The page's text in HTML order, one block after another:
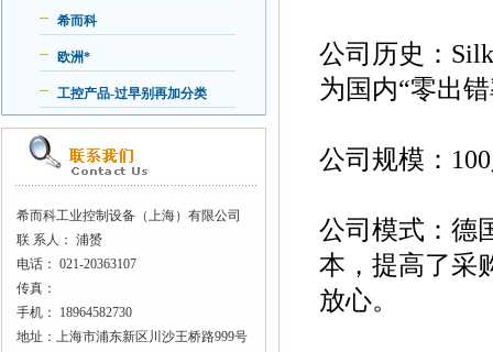
希而科
欧洲*
工控产品-过早别再加分类
希而科工业控制设备（上海）有限公司
联 系人： 浦赟
电话： 021-20363107
传真：
手机：
18964582730
地址：上海市浦东新区川沙王桥路999号
公司历史：
为国内“零出
公司规模：
公司模式：德
本，提高了采
放心。